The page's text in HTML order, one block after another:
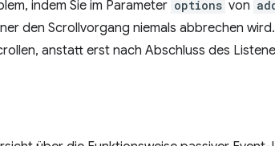
indem Sie im Parameter options von
den Scrollvorgang niemals abbrechen
anstatt erst nach Abschluss des